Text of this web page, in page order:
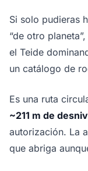
Si solo pudieras
“de otro
el Teide
un catálogo de
Es una ruta
~211 m de
autorización. La
que abriga